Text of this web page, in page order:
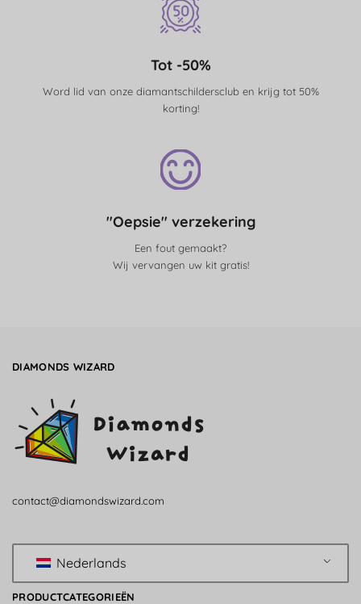
Tot -50%
Word lid van onze diamantschildersclub en krijg tot 50%
korting!
"Oepsie" verzekering
Een fout gemaakt?
Wij vervangen uw kit gratis!
DIAMONDS WIZARD
contact@diamondswizard.com
Nederlands
PRODUCTCATEGORIEËN